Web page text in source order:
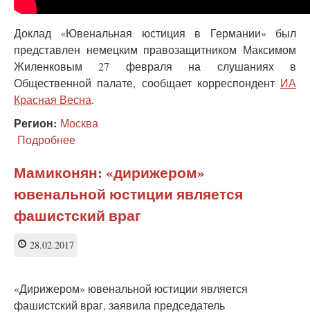
Доклад «Ювенальная юстиция в Германии» был
представлен немецким правозащитником Максимом
Жиленковым 27 февраля на слушаниях в
Общественной палате, сообщает корреспондент ИА
Красная Весна.
Регион: Москва
Подробнее
правозащитник:
количество
изъятий
детей
в
Мамиконян: «дирижером»
ювенальной юстиции является
фашистский враг
28.02.2017
«Дирижером» ювенальной юстиции является
фашистский враг, заявила председатель